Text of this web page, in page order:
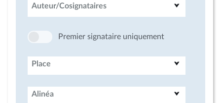
Auteur/Cosignataires
Premier signataire uniquement
Place
Alinéa